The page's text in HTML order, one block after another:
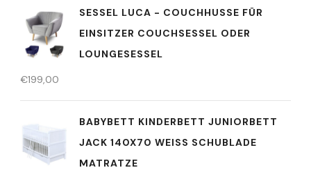
SESSEL LUCA - COUCHHUSSE FÜR
EINSITZER COUCHSESSEL ODER
LOUNGESESSEL
€199,00
BABYBETT KINDERBETT JUNIORBETT
JACK 140X70 WEISS SCHUBLADE M
ATRATZE